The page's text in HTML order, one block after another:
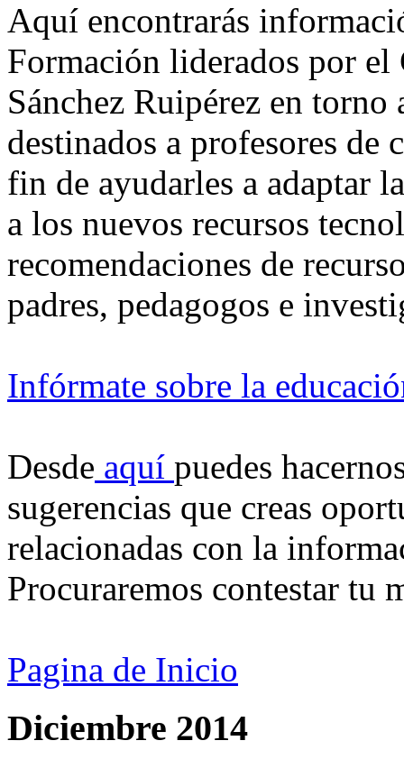
Aquí encontrarás
Formación liderados por
Sánchez Ruipérez en
destinados a profesores
fin de ayudarles a adaptar
a los nuevos recursos
recomendaciones de
padres, pedagogos e
Infórmate sobre la
Desde aquí puedes
sugerencias que creas
relacionadas con la
Procuraremos contestar tu
Pagina de Inicio
Diciembre 2014